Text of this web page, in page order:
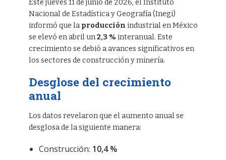
Este jueves 11 de junio de 2026, el Instituto
Nacional de Estadística y Geografía (Inegi)
informó que la producción industrial en México
se elevó en abril un2,3 % interanual. Este
crecimiento se debió a avances significativos en
los sectores de construcción y minería.
Desglose del crecimiento
anual
Los datos revelaron que el aumento anual se
desglosa de la siguiente manera:
Construcción: 10,4 %